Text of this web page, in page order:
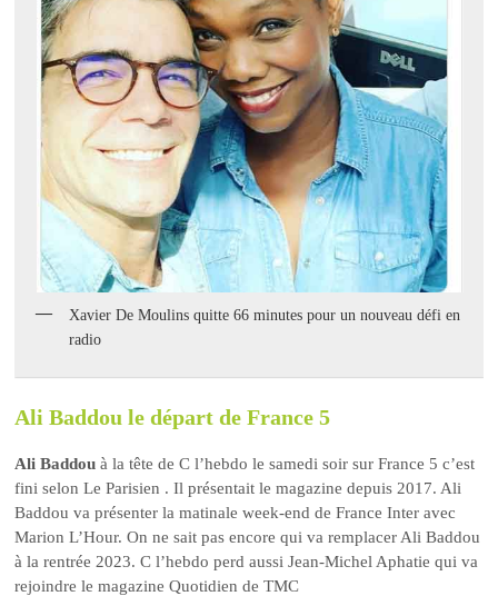
Xavier De Moulins quitte 66 minutes pour un nouveau défi en
radio
Ali Baddou le départ de France 5
Ali Baddouà la tête de C l’hebdo le samedi soir sur France 5 c’est
fini selon Le Parisien . Il présentait le magazine depuis 2017. Ali
Baddou va présenter la matinale week-end de France Inter avec
Marion L’Hour. On ne sait pas encore qui va remplacer Ali Baddou
à la rentrée 2023. C l’hebdo perd aussi Jean-Michel Aphatie qui va
rejoindre le magazine Quotidien de TMC